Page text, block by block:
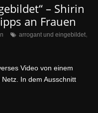
– Shirin
an Frauen
arrogant und eingebildet,
Video von einem
In dem Ausschnitt